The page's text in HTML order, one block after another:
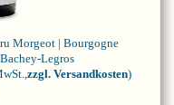
Morgeot | Bourgogne
Legros
zzgl. Versandkosten)